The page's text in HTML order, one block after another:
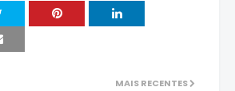
MAIS RECENTES